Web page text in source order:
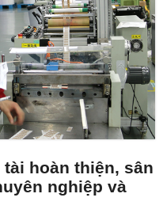
hoàn thiện, sân
nghiệp và